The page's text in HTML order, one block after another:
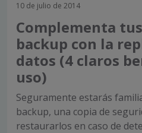
10 de julio de 2014
Complementa
backup con la
datos (4 claros
uso)
Seguramente estarás
backup, una copia de
restaurarlos en caso de